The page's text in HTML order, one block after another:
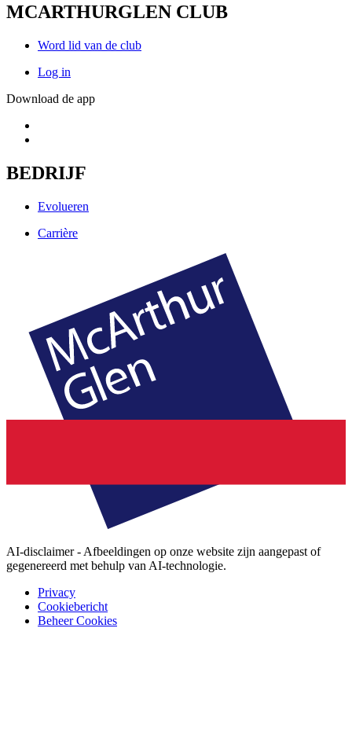
MCARTHURGLEN CLUB
Word lid van de club
Log in
Download de app
BEDRIJF
Evolueren
Carrière
AI-disclaimer - Afbeeldingen op onze website zijn aangepast of
gegenereerd met behulp van AI-technologie.
Privacy
Cookiebericht
Beheer Cookies